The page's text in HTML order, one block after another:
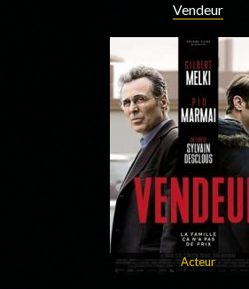
Vendeur
Acteur